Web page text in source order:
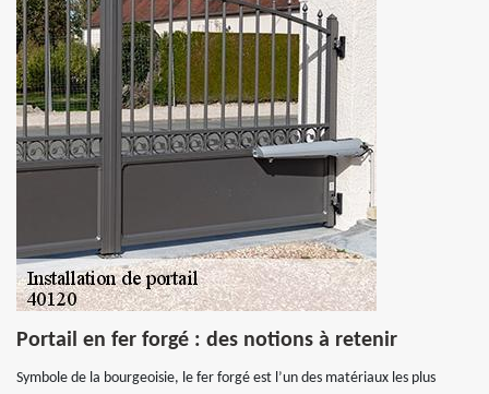
Portail en fer forgé : des notions à retenir
Symbole de la bourgeoisie, le fer forgé est l’un des matériaux les plus